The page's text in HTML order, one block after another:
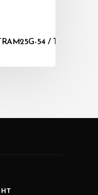
54 / TRAM25G-